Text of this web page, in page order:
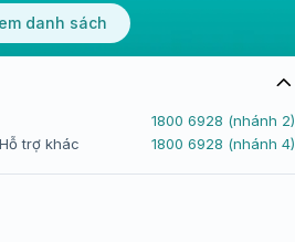
danh sách
1800 6928 (nhánh 2)
trợ khác
1800 6928 (nhánh 4)